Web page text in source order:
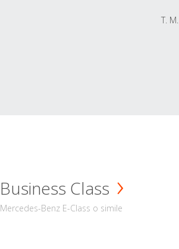
T. M.
Business Class
Mercedes-Benz E-Class o simile